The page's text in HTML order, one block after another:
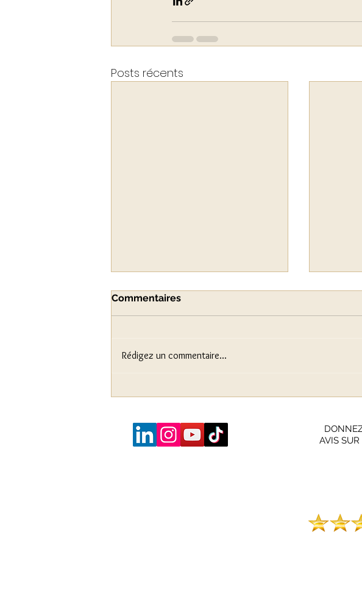
Posts récents
acteurs
Commentaires
Rédigez un commentaire...
AVIS